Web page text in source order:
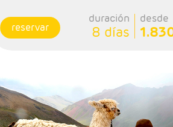
reservar
duración
8 días
desde
- Salidas: Diarias
- Ruta: 2 noches Lima, 3 noches Cuzco, 1
noche Valle Sagrado, 1 noche Aguas
- Régimen: 7 desayunos y 2 almuerzos